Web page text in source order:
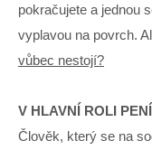
pokračujete a jednou
vyplavou na povrch.
vůbec nestojí?
V HLAVNÍ ROLI
Člověk, který se na